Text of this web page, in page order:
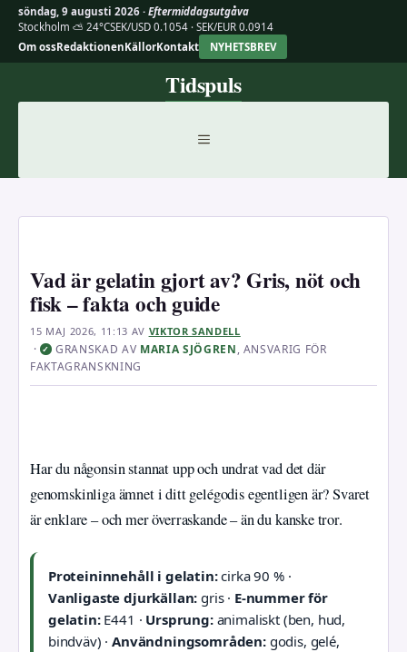
söndag, 9 augusti 2026 · Eftermiddagsutgåva
Stockholm ⛅ 24°CSEK/USD 0.1054 · SEK/EUR 0.0914
Om ossRedaktionenKällorKontakt NYHETSBREV
Tidspuls
MENY
Vad är gelatin gjort av? Gris, nöt och
fisk – fakta och guide
15 MAJ 2026, 11:13 AV VIKTOR SANDELL
· ✓ GRANSKAD AV MARIA SJÖGREN, ANSVARIG FÖR
FAKTAGRANSKNING
Har du någonsin stannat upp och undrat vad det där
genomskinliga ämnet i ditt gelégodis egentligen är? Svaret
är enklare – och mer överraskande – än du kanske tror.
Proteininnehåll i gelatin:cirka 90 % ·
Vanligaste djurkällan: gris · E-nummer för
gelatin:E441 · Ursprung:animaliskt (ben, hud,
bindväv) ·Användningsområden:godis, gelé,